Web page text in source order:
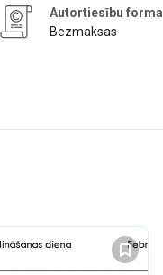
Autortiesību forma
Bezmaksas